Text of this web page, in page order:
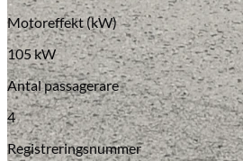
Motoreffekt (kW)
105 kW
Antal passagerare
4
Registreringsnummer